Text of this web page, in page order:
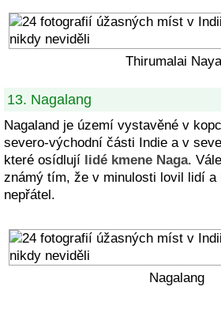
Thirumalai
13. Nagalang
Nagaland je území vystavěné v
severo-východní části Indie a v
které osídlují lidé kmene Naga.
známý tím, že v minulosti lovil lidí a
nepřátel.
Nagalang